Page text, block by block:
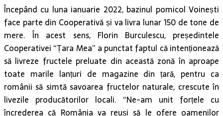
Începând cu luna ianuarie 2022, bazinul pomicol Voinești
face parte din Cooperativă și va livra lunar 150 de tone de
mere. În acest sens, Florin Burculescu, președintele
Cooperativei “Țara Mea” a punctat faptul că intenționează
să livreze fructele preluate din această zonă în aproape
toate marile lanțuri de magazine din țară, pentru ca
românii să simtă savoarea fructelor naturale, crescute în
livezile producătorilor locali. “Ne-am unit forțele cu
încrederea că România va reuși să le ofere oamenilor